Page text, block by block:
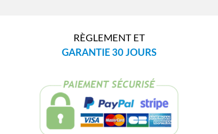
RÈGLEMENT ET
GARANTIE 30 JOURS